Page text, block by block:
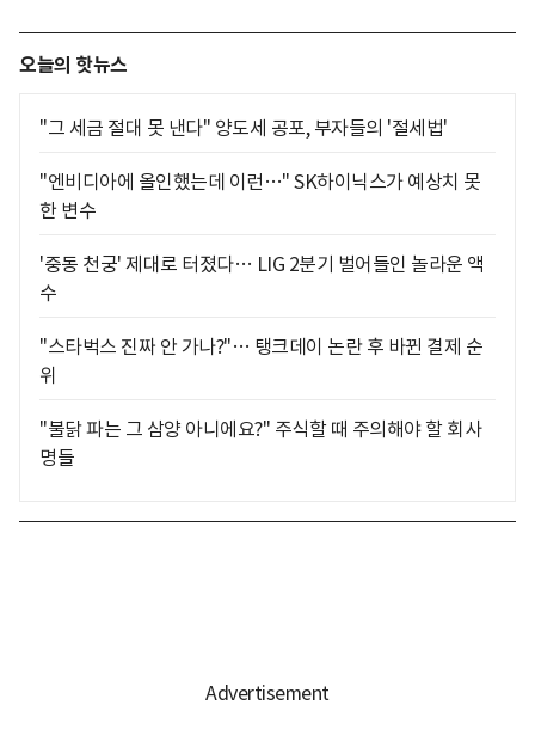
오늘의 핫뉴스
"그 세금 절대 못 낸다" 양도세 공포, 부자들의 '절세법'
"엔비디아에 올인했는데 이런…" SK하이닉스가 예상치 못
한 변수
'중동 천궁' 제대로 터졌다… LIG 2분기 벌어들인 놀라운 액
수
"스타벅스 진짜 안 가나?"… 탱크데이 논란 후 바뀐 결제 순
위
"불닭 파는 그 삼양 아니에요?" 주식할 때 주의해야 할 회사
명들